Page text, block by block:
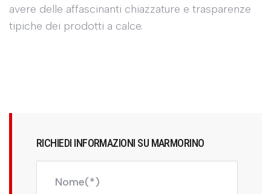
avere delle affascinanti chiazzature e trasparenze
tipiche dei prodotti a calce.
RICHIEDI INFORMAZIONI SU MARMORINO